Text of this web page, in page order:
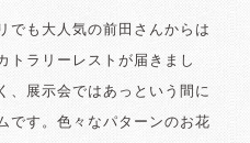
でも大人気の前田さんからは
トラリーレストが届きまし
、展示会ではあっという間に
です。色々なパターンのお花